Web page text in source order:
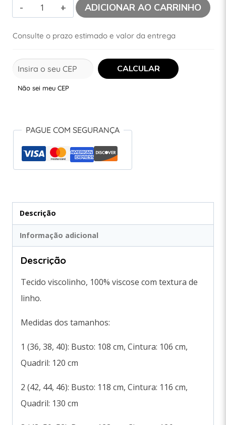
ADICIONAR AO CARRINHO
Consulte o prazo estimado e valor da entrega
Não sei meu CEP
PAGUE COM SEGURANÇA
Descrição
Informação adicional
Descrição
Tecido viscolinho, 100% viscose com textura de
linho.
Medidas dos tamanhos:
1 (36, 38, 40): Busto: 108 cm, Cintura: 106 cm,
Quadril: 120 cm
2 (42, 44, 46): Busto: 118 cm, Cintura: 116 cm,
Quadril: 130 cm